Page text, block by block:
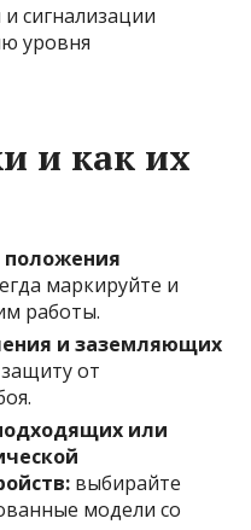
сигнализации
уровня
и как их
положения
маркируйте и
работы.
и заземляющих
от
или
выбирайте
модели со